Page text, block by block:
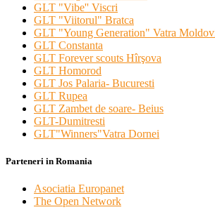
GLT "Vibe'' Viscri
GLT "Viitorul" Bratca
GLT "Young Generation" Vatra
GLT Constanta
GLT Forever scouts Hîrşova
GLT Homorod
GLT Jos Palaria- Bucuresti
GLT Rupea
GLT Zambet de soare- Beius
GLT-Dumitresti
GLT"Winners"Vatra Dornei
Parteneri in Romania
Asociatia Europanet
The Open Network